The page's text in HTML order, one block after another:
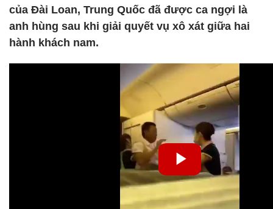
của Đài Loan, Trung Quốc đã được ca ngợi là
anh hùng sau khi giải quyết vụ xô xát giữa hai
hành khách nam.